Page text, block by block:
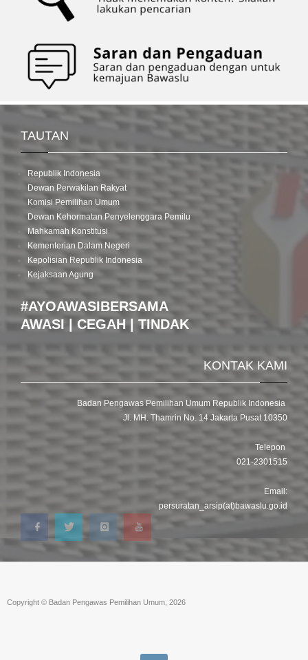
TAUTAN
Republik Indonesia
Dewan Perwakilan Rakyat
Komisi Pemilihan Umum
Dewan Kehormatan Penyelenggara Pemilu
Mahkamah Konstitusi
Kementerian Dalam Negeri
Kepolisian Republik Indonesia
Kejaksaan Agung
#AYOAWASIBERSAMA
AWASI | CEGAH | TINDAK
KONTAK KAMI
Badan Pengawas Pemilihan Umum Republik Indonesia
Jl. MH. Thamrin No. 14 Jakarta Pusat 10350
Telepon
021-2301515
Email:
persuratan_arsip(at)bawaslu.go.id
Copyright © Badan Pengawas Pemilihan Umum, 2026